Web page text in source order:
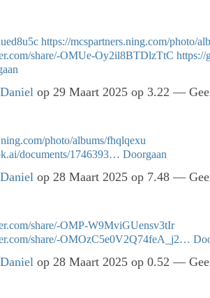
https://mcspartners.ning.com/photo/
share/-OMUe-Oy2il8BTDlzTtC https://
Daniel op 29 Maart 2025 op 3.22 —
photo/albums/fhqlqexu
documents/1746393… Doorgaan
Daniel op 28 Maart 2025 op 7.48 —
share/-OMP-W9MviGUensv3tIr
share/-OMOzC5e0V2Q74feA_j2…
Daniel op 28 Maart 2025 op 0.52 —